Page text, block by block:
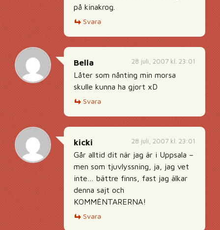
på kinakrog.
Svara
28 juli, 2007 kl. 23:01
Bella
Låter som nånting min morsa
skulle kunna ha gjort xD
Svara
28 juli, 2007 kl. 23:01
kicki
Går alltid dit när jag är i Uppsala –
men som tjuvlyssning, ja, jag vet
inte… bättre finns, fast jag älkar
denna sajt och
KOMMÈNTARERNA!
Svara